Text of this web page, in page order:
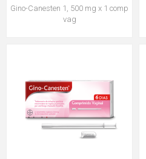
Gino-Canesten 1, 500 mg x 1 comp
vag